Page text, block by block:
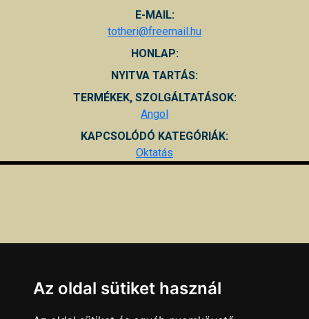
E-MAIL:
totheri@freemail.hu
HONLAP:
NYITVA TARTÁS:
TERMÉKEK, SZOLGÁLTATÁSOK:
Angol
KAPCSOLÓDÓ KATEGÓRIÁK:
Oktatás
Az oldal sütiket használ